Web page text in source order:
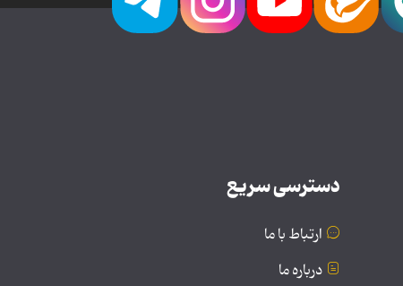
دسترسی سریع
ارتباط با ما
درباره ما